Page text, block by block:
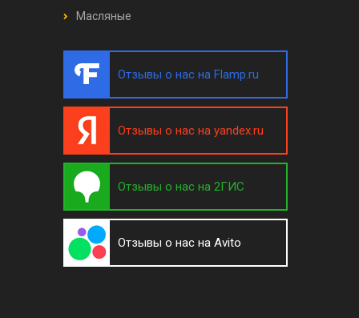
Масляные
Отзывы о нас на Flamp.ru
Отзывы о нас на yandex.ru
Отзывы о нас на 2ГИС
Отзывы о нас на Avito